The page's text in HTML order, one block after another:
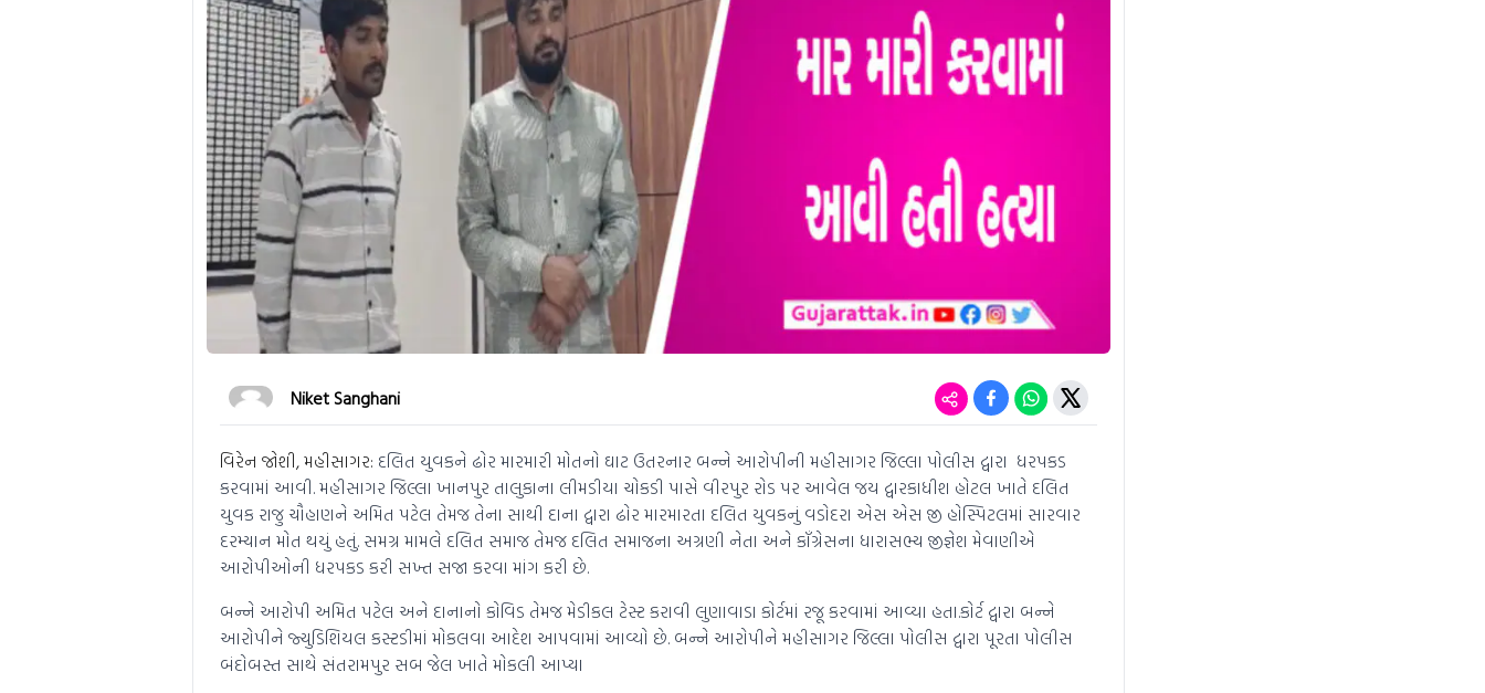
Niket Sanghani
વિરેન જોશી, મહીસાગર: દલિત યુવકને ઢોર મારમારી મોતનો ઘાટ ઉતરનાર બન્ને આરોપીની મહીસાગર જિલ્લા પોલીસ દ્વારા ધરપકડ
કરવામાં આવી. મહીસાગર જિલ્લા ખાનપુર તાલુકાના લીમડીયા ચોકડી પાસે વીરપુર રોડ પર આવેલ જય દ્વારકાધીશ હોટલ ખાતે દલિત
યુવક રાજુ ચૌહાણને અમિત પટેલ તેમજ તેના સાથી દાના દ્વારા ઢોર મારમારતા દલિત યુવકનું વડોદરા એસ એસ જી હોસ્પિટલમાં સારવાર
દરમ્યાન મોત થયું હતું. સમગ્ર મામલે દલિત સમાજ તેમજ દલિત સમાજના અગ્રણી નેતા અને કૉંગ્રેસના ધારાસભ્ય જીજ્ઞેશ મેવાણીએ
આરોપીઓની ધરપકડ કરી સખ્ત સજા કરવા માંગ કરી છે.
બન્ને આરોપી અમિત પટેલ અને દાનાનો કોવિડ તેમજ મેડીકલ ટેસ્ટ કરાવી લુણાવાડા કોર્ટમાં રજૂ કરવામાં આવ્યા હતા.કોર્ટ દ્વારા બન્ને
આરોપીને જ્યુડિશિયલ કસ્ટડીમાં મોકલવા આદેશ આપવામાં આવ્યો છે. બન્ને આરોપીને મહીસાગર જિલ્લા પોલીસ દ્વારા પૂરતા પોલીસ
બંદોબસ્ત સાથે સંતરામપુર સબ જેલ ખાતે મોકલી આપ્યા